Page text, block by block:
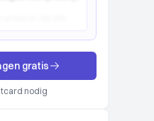
gratis
nodig